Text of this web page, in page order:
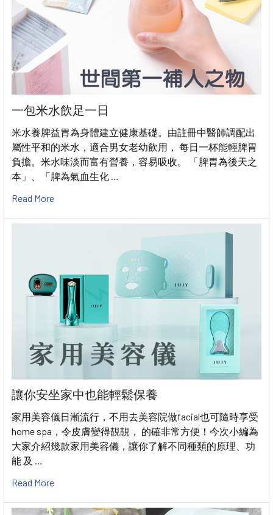
一包米水飲足一日
米水養脾益胃為身體建立健康基礎。由註冊中醫師調配出
屬性平和的米水，適合男女老幼飲用， 每日一杯能輕脾胃
負擔。米水味淡而富有營養，容易吸收。 「脾胃為後天之
本」、「脾為氣血生化 …
Read More
讓你安坐家中也能輕鬆保養
家用美容儀日漸流行，不用去美容院做facial也可隨時享受
home spa，令皮膚變得靚靚， 的確非常方便！今次小編為
大家介紹幾款家用美容儀，讓你了解不同種類的原理、功
能 及 …
Read More